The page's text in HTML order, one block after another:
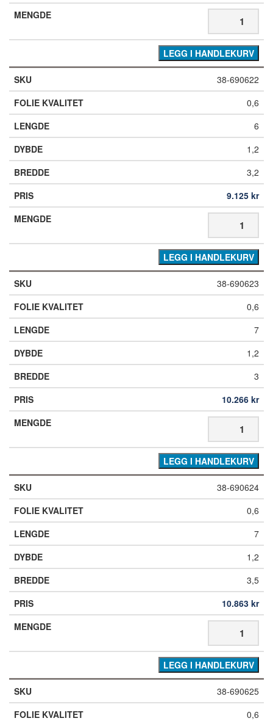
LEGG I HANDLEKURV
38-690622
0,6
6
1,2
3,2
9.125 kr
LEGG I HANDLEKURV
38-690623
0,6
7
1,2
3
10.266 kr
LEGG I HANDLEKURV
38-690624
0,6
7
1,2
3,5
10.863 kr
LEGG I HANDLEKURV
38-690625
0,6